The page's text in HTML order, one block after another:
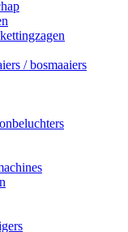
/ bosmaaiers